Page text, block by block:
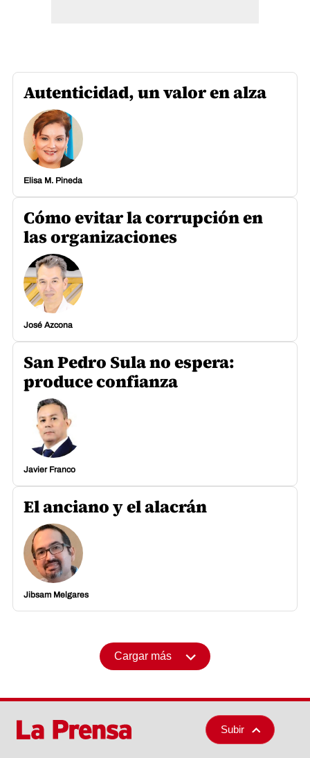
Autenticidad, un valor en alza
Elisa M. Pineda
Cómo evitar la corrupción en
las organizaciones
José Azcona
San Pedro Sula no espera:
produce confianza
Javier Franco
El anciano y el alacrán
Jibsam Melgares
Cargar más
Subir